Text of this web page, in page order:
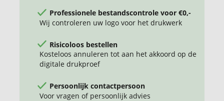
Professionele bestandscontrole voor €0,-
Wij controleren uw logo voor het drukwerk
Risicoloos bestellen
Kosteloos annuleren tot aan het akkoord op de
digitale drukproef
Persoonlijk contactpersoon
Voor vragen of persoonlijk advies